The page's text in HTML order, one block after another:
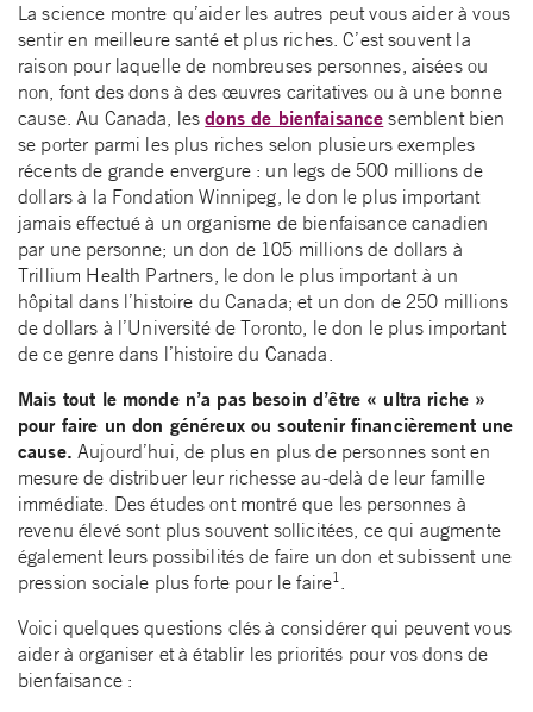
La science montre qu’aider les autres peut vous aider à vous
sentir en meilleure santé et plus riches. C’est souvent la
raison pour laquelle de nombreuses personnes, aisées ou
non, font des dons à des œuvres caritatives ou à une bonne
cause. Au Canada, lesdons de bienfaisance semblent bien
se porter parmi les plus riches selon plusieurs exemples
récents de grande envergure : un legs de 500 millions de
dollars à la Fondation Winnipeg, le don le plus important
jamais effectué à un organisme de bienfaisance canadien
par une personne; un don de 105 millions de dollars à
Trillium Health Partners, le don le plus important à un
hôpital dans l’histoire du Canada; et un don de 250 millions
de dollars à l’Université de Toronto, le don le plus important
de ce genre dans l’histoire du Canada.
Mais tout le monde n’a pas besoin d’être « ultra riche »
pour faire un don généreux ou soutenir financièrement une
cause. Aujourd’hui, de plus en plus de personnes sont en
mesure de distribuer leur richesse au-delà de leur famille
immédiate. Des études ont montré que les personnes à
revenu élevé sont plus souvent sollicitées, ce qui augmente
également leurs possibilités de faire un don et subissent une
pression sociale plus forte pour le faire1.
Voici quelques questions clés à considérer qui peuvent vous
aider à organiser et à établir les priorités pour vos dons de
bienfaisance :